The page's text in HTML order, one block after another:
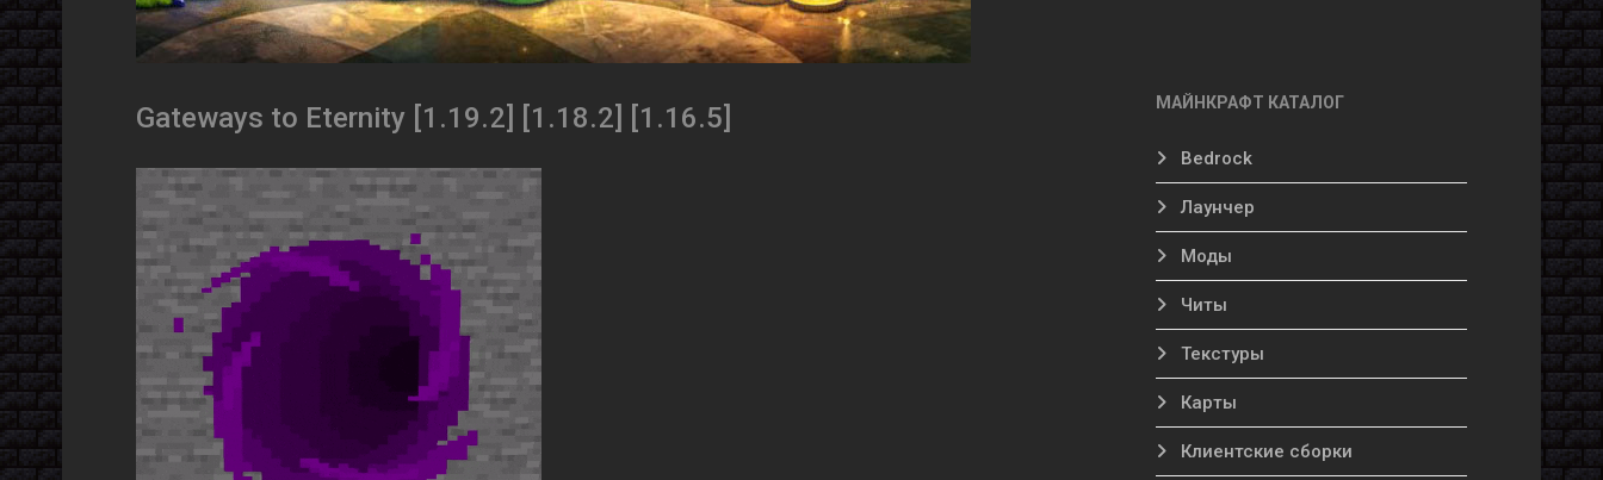
Gateways to Eternity [1.19.2] [1.18.2] [1.16.5] МАЙНКРАФТ КАТАЛОГ
Bedrock
Лаунчер
Моды
Читы
Текстуры
Карты
Клиентские сборки